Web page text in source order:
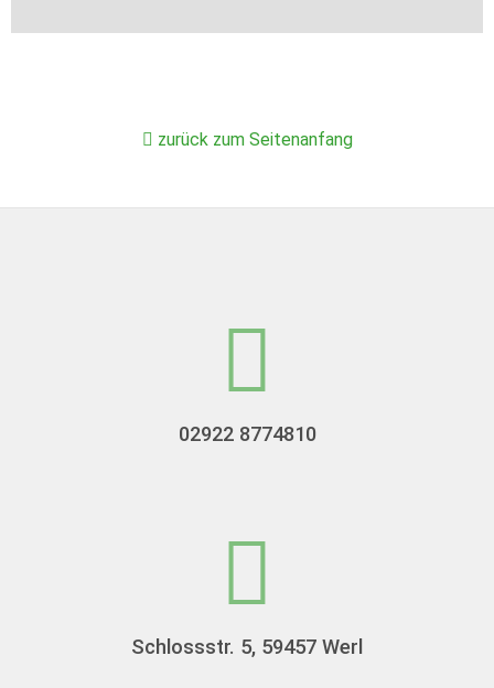
zurück zum Seitenanfang
02922 8774810
Schlossstr. 5, 59457 Werl